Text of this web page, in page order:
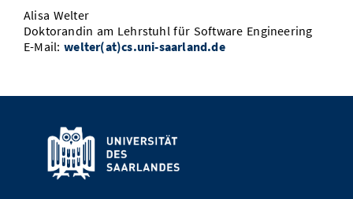
Alisa Welter
Doktorandin am Lehrstuhl für Software Engineering
E-Mail:welter(at)cs.uni-saarland.de